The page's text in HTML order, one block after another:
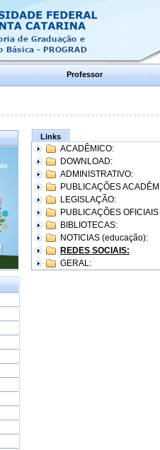
Professor
Links
ACADÊMICO:
DOWNLOAD:
ADMINISTRATIVO:
PUBLICAÇÕES
LEGISLAÇÃO:
PUBLICAÇÕES
BIBLIOTECAS:
NOTICIAS (educação):
REDES SOCIAIS:
GERAL: